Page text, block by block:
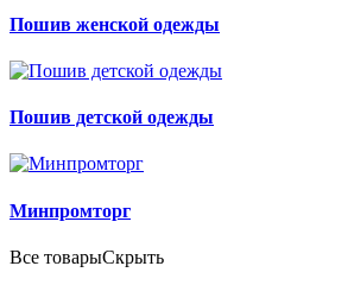
Пошив женской одежды
Пошив детской одежды
Минпромторг
Все товарыСкрыть